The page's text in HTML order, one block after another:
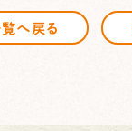
へ戻る